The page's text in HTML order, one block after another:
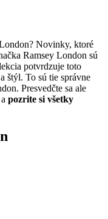
Novinky, ktoré
Ramsey London sú
potvrdzuje toto
štýl. To sú tie správne
Presvedčte sa ale
pozrite si všetky